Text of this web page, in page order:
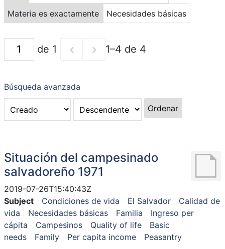
GALERÍA
Materia es exactamente
Necesidades básicas
de 1 1–4 de 4
Búsqueda avanzada
Ordenar
Situación del campesinado
salvadoreño 1971
2019-07-26T15:40:43Z
Subject
Condiciones de vida El Salvador
Calidad de
vida
Necesidades básicas Familia
Ingreso per
cápita
Campesinos Quality of life
Basic
needs
Family Per capita income Peasantry